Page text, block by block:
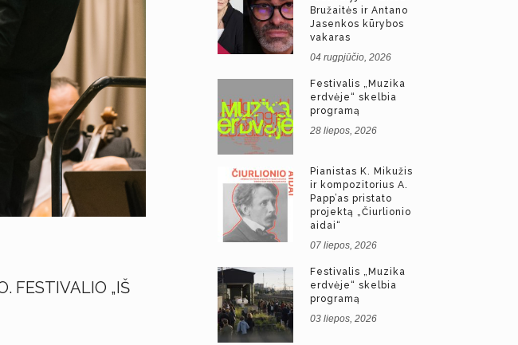
FESTIVALIO „IŠ
Bružaitės ir Antano
Jasenkos kūrybos
vakaras
04 rugpjūčio, 2026
Festivalis „Muzika
erdvėje“ skelbia
programą
28 liepos, 2026
Pianistas K. Mikužis
ir kompozitorius A.
Papp’as pristato
projektą „Čiurlionio
aidai“
07 liepos, 2026
Festivalis „Muzika
erdvėje“ skelbia
programą
03 liepos, 2026